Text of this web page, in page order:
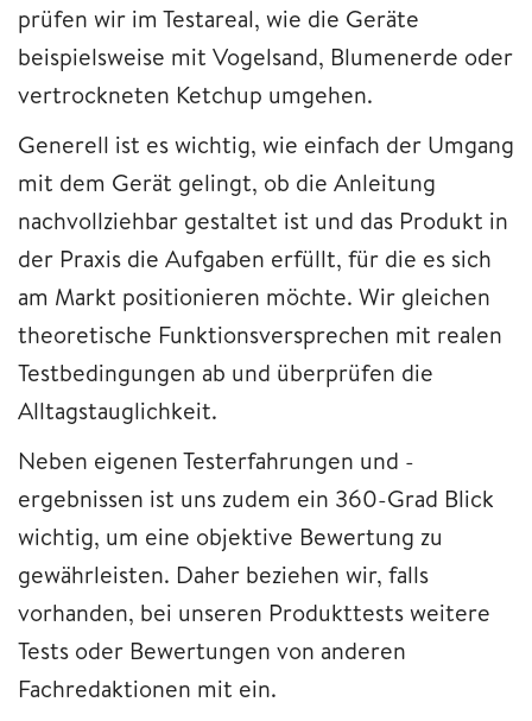
prüfen wir im Testareal, wie die Geräte
beispielsweise mit Vogelsand, Blumenerde oder
vertrockneten Ketchup umgehen.
Generell ist es wichtig, wie einfach der Umgang
mit dem Gerät gelingt, ob die Anleitung
nachvollziehbar gestaltet ist und das Produkt in
der Praxis die Aufgaben erfüllt, für die es sich
am Markt positionieren möchte. Wir gleichen
theoretische Funktionsversprechen mit realen
Testbedingungen ab und überprüfen die
Alltagstauglichkeit.
Neben eigenen Testerfahrungen und -
ergebnissen ist uns zudem ein 360-Grad Blick
wichtig, um eine objektive Bewertung zu
gewährleisten. Daher beziehen wir, falls
vorhanden, bei unseren Produkttests weitere
Tests oder Bewertungen von anderen
Fachredaktionen mit ein.